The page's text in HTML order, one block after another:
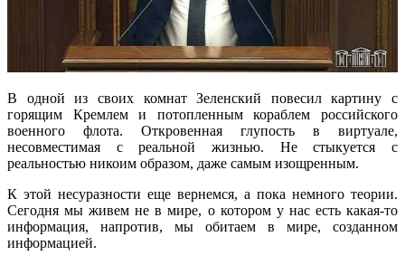
В одной из своих комнат Зеленский повесил картину с
горящим Кремлем и потопленным кораблем российского
военного флота. Откровенная глупость в виртуале,
несовместимая с реальной жизнью. Не стыкуется с
реальностью никоим образом, даже самым изощренным.
К этой несуразности еще вернемся, а пока немного теории.
Сегодня мы живем не в мире, о котором у нас есть какая-то
информация, напротив, мы обитаем в мире, созданном
информацией.